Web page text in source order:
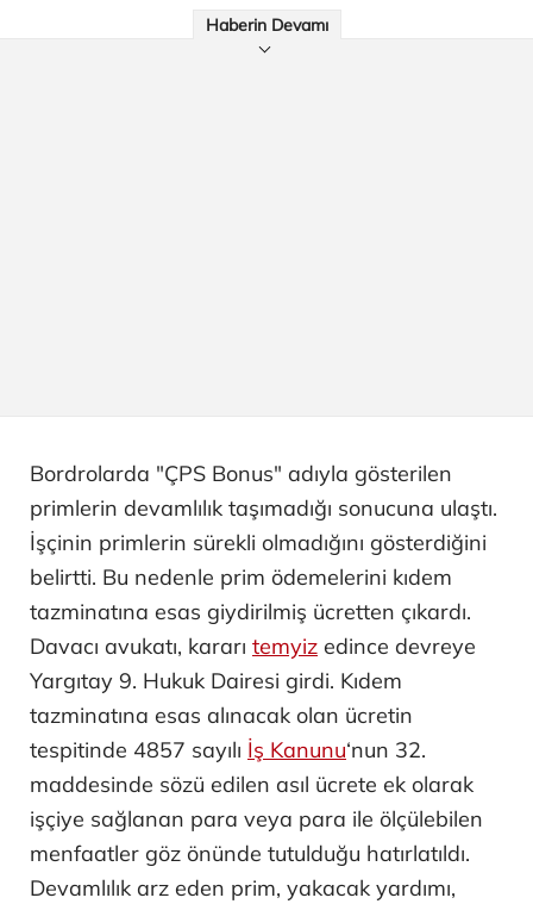
Haberin Devamı
Bordrolarda "ÇPS Bonus" adıyla gösterilen
primlerin devamlılık taşımadığı sonucuna ulaştı.
İşçinin primlerin sürekli olmadığını gösterdiğini
belirtti. Bu nedenle prim ödemelerini kıdem
tazminatına esas giydirilmiş ücretten çıkardı.
Davacı avukatı, kararı temyiz edince devreye
Yargıtay 9. Hukuk Dairesi girdi. Kıdem
tazminatına esas alınacak olan ücretin
tespitinde 4857 sayılı İş Kanunu‘nun 32.
maddesinde sözü edilen asıl ücrete ek olarak
işçiye sağlanan para veya para ile ölçülebilen
menfaatler göz önünde tutulduğu hatırlatıldı.
Devamlılık arz eden prim, yakacak yardımı,